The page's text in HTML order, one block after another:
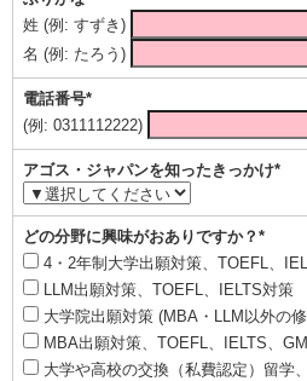
姓 (例: すずき)
名 (例: たろう)
電話番号*
(例: 0311112222)
アゴス・ジャパンを知ったきっかけ*
どの分野に興味がおありですか？*
4・2年制大学出願対策、TOEFL、
LLM出願対策、TOEFL、IELTS対策
大学院出願対策 (MBA・LLM以外の
MBA出願対策、TOEFL、IELTS、
大学や高校の交換（私費認定）留学